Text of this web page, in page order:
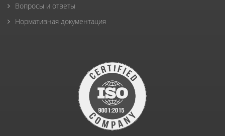
Вопросы и ответы
Нормативная документация